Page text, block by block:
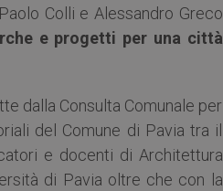
Colli e Alessandro Greco
e progetti per una città
dalla Consulta Comunale per
del Comune di Pavia tra il
e docenti di Architettura
di Pavia oltre che con la